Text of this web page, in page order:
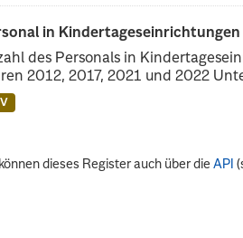
in
des Personals in
2012, 2017, 2021 und 2022
dieses Register auch über dieAPI